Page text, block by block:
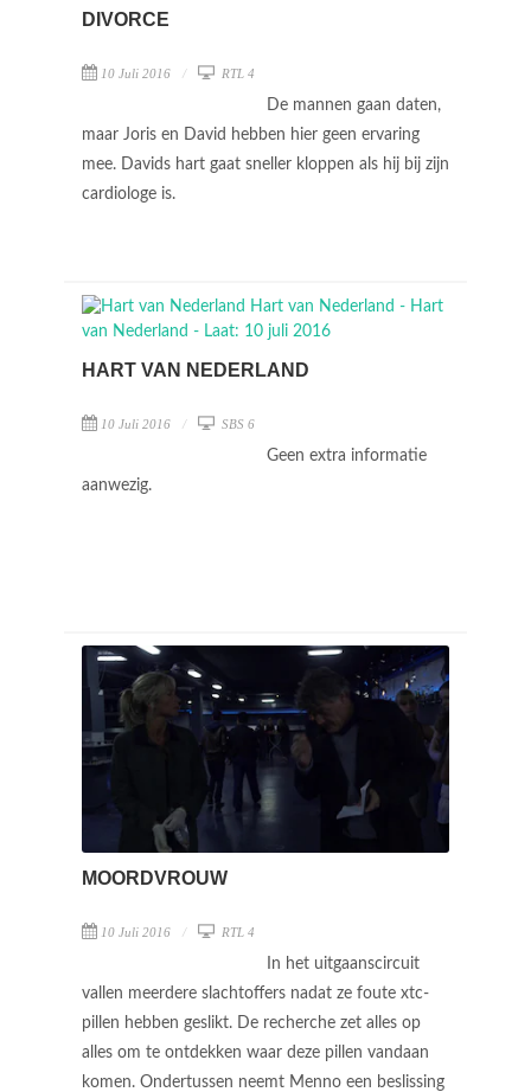
DIVORCE
10 Juli 2016 RTL 4
De mannen gaan daten,
maar Joris en David hebben hier geen ervaring
mee. Davids hart gaat sneller kloppen als hij bij zijn
cardiologe is.
HART VAN NEDERLAND
10 Juli 2016 SBS 6
Geen extra informatie
aanwezig.
MOORDVROUW
10 Juli 2016 RTL 4
In het uitgaanscircuit
vallen meerdere slachtoffers nadat ze foute xtc-
pillen hebben geslikt. De recherche zet alles op
alles om te ontdekken waar deze pillen vandaan
komen. Ondertussen neemt Menno een beslissing